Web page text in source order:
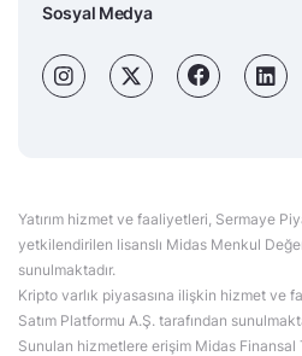
Sosyal Medya
Yatırım hizmet ve faaliyetleri, Sermaye
yetkilendirilen lisanslı Midas Menkul
sunulmaktadır.
Kripto varlık piyasasına ilişkin hizmet ve
Satım Platformu A.Ş. tarafından
Sunulan hizmetlere erişim Midas Finansal